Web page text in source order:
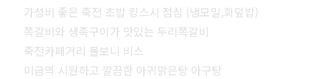
가성비 좋은 죽전 초밥 킹스시 점심 (냉모밀,회덮밥)
쪽갈비와 생족구이가 맛있는 두리쪽갈비
죽전카페거리 볼보니 비스
미금역 시원하고 깔끔한 아귀맑은탕 아구탕